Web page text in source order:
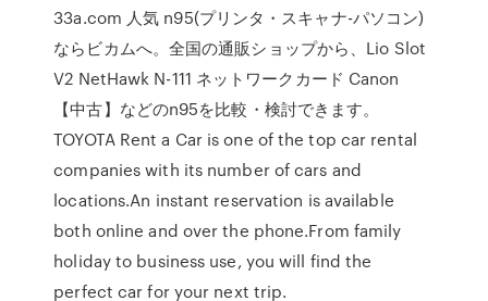
33a.com 人気 n95(プリンタ・スキャナ-パソコン)
ならビカムへ。全国の通販ショップから、Lio Slot
V2 NetHawk N-111 ネットワークカード Canon
【中古】などのn95を比較・検討できます。
TOYOTA Rent a Car is one of the top car rental
companies with its number of cars and
locations.An instant reservation is available
both online and over the phone.From family
holiday to business use, you will find the
perfect car for your next trip.